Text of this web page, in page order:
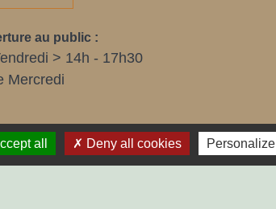
au public :
> 14h - 17h30
Mercredi
all Deny all cookies Personalize